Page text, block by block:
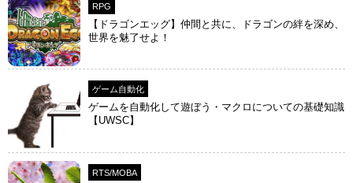
RPG
【ドラゴンエッグ】仲間と共に、ドラゴンの絆を深め、
世界を魅了せよ！
ゲーム自動化
ゲームを自動化して遊ぼう・マクロについての基礎知識
【UWSC】
RTS/MOBA